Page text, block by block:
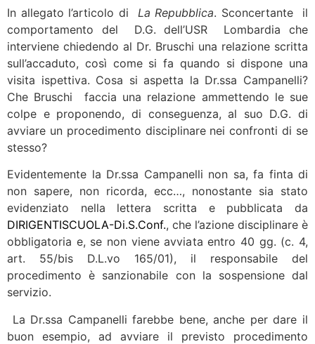
In allegato l’articolo di La Repubblica. Sconcertante il
comportamento del D.G. dell’USR Lombardia che
interviene chiedendo al Dr. Bruschi una relazione scritta
sull’accaduto, così come si fa quando si dispone una
visita ispettiva. Cosa si aspetta la Dr.ssa Campanelli?
Che Bruschi faccia una relazione ammettendo le sue
colpe e proponendo, di conseguenza, al suo D.G. di
avviare un procedimento disciplinare nei confronti di se
stesso?
Evidentemente la Dr.ssa Campanelli non sa, fa finta di
non sapere, non ricorda, ecc…, nonostante sia stato
evidenziato nella lettera scritta e pubblicata da
DIRIGENTISCUOLA-Di.S.Conf., che l’azione disciplinare è
obbligatoria e, se non viene avviata entro 40 gg. (c. 4,
art. 55/bis D.L.vo 165/01), il responsabile del
procedimento è sanzionabile con la sospensione dal
servizio.
La Dr.ssa Campanelli farebbe bene, anche per dare il
buon esempio, ad avviare il previsto procedimento